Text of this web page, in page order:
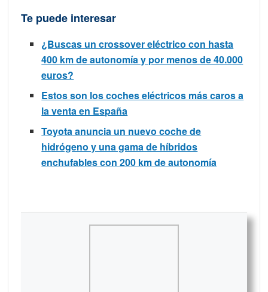
Te puede interesar
¿Buscas un crossover eléctrico con hasta
400 km de autonomía y por menos de 40.000
euros?
Estos son los coches eléctricos más caros a
la venta en España
Toyota anuncia un nuevo coche de
hidrógeno y una gama de híbridos
enchufables con 200 km de autonomía